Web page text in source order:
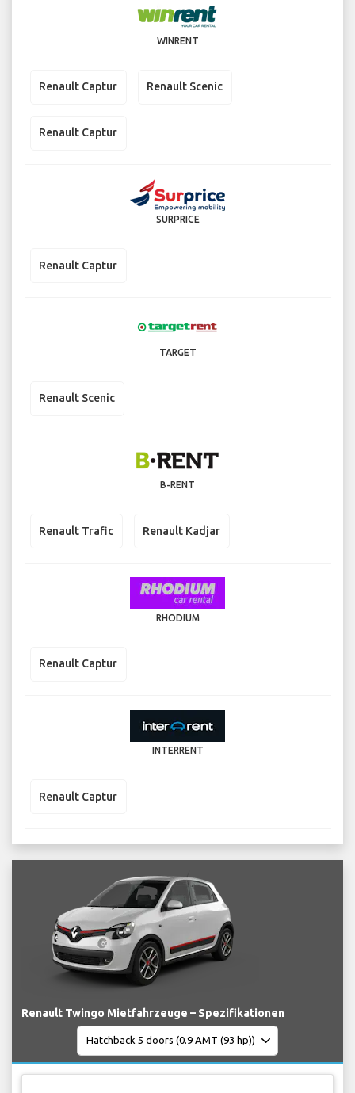
WINRENT
Renault Captur Renault Scenic
Renault Captur
SURPRICE
Renault Captur
TARGET
Renault Scenic
B-RENT
Renault Trafic Renault Kadjar
RHODIUM
Renault Captur
INTERRENT
Renault Captur
Renault Twingo Mietfahrzeuge – Spezifikationen